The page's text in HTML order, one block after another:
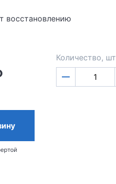
восстановлению
Количество, шт